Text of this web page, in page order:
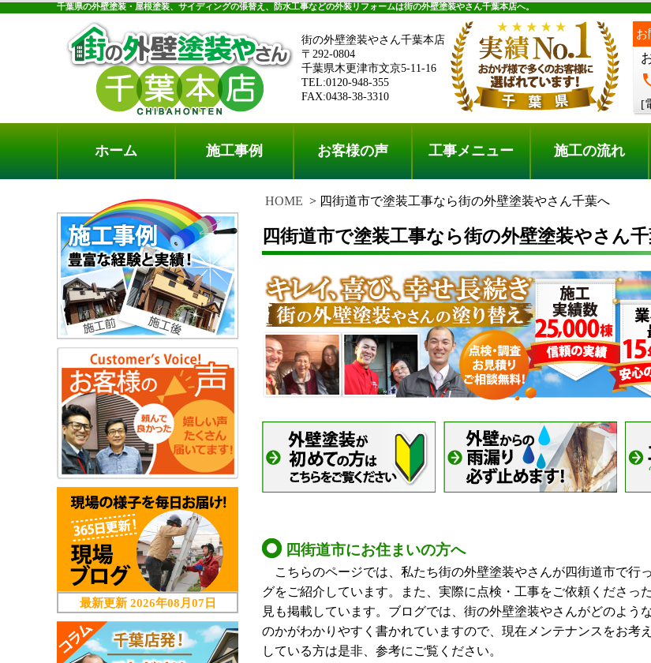
千葉県の外壁塗装・屋根塗装、サイディングの張替え、防水工事などの外装リフォームは街の外壁塗装やさん千葉本店へ。
街の外壁塗装やさん千葉本店
〒292-0804
千葉県木更津市文京5-11-16
TEL:0120-948-355
FAX:0438-38-3310
お
[
料金プラン 無料点検
ホーム 施工事例 お客様の声 工事メニュー 施工の流れ
HOME 四街道市で塗装工事なら街の外壁塗装やさん千葉へ
四街道市で塗装工事なら街の外壁塗装やさん
四街道市にお住まいの方へ
こちらのページでは、私たち街の外壁塗装やさんが四街道市で行
グをご紹介しています。また、実際に点検・工事をご依頼くださっ
見も掲載しています。ブログでは、街の外壁塗装やさんがどのよう
のかがわかりやすく書かれていますので、現在メンテナンスをお考
している方は是非、参考にご覧ください。
最新更新 2026年08月07日